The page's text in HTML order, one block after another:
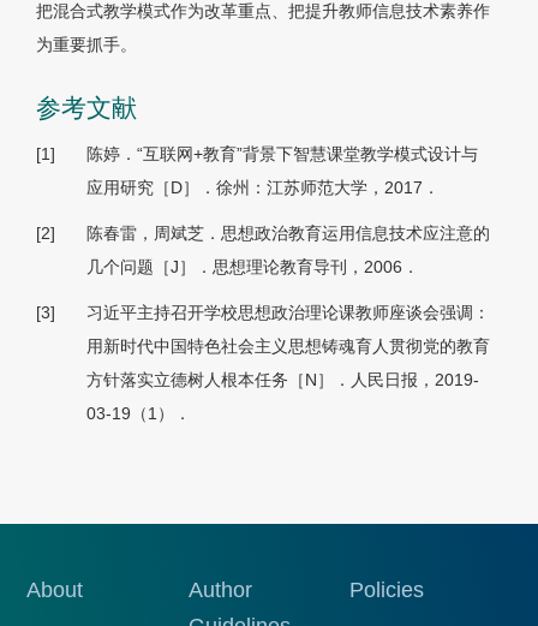
把混合式教学模式作为改革重点、把提升教师信息技术素养作
为重要抓手。
参考文献
[1]
陈婷．“互联网+教育”背景下智慧课堂教学模式设计与
应用研究［D］．徐州：江苏师范大学，2017．
[2]
陈春雷，周斌芝．思想政治教育运用信息技术应注意的
几个问题［J］．思想理论教育导刊，2006．
[3]
习近平主持召开学校思想政治理论课教师座谈会强调：
用新时代中国特色社会主义思想铸魂育人贯彻党的教育
方针落实立德树人根本任务［N］．人民日报，2019-
03-19（1）．
About
Author
Policies